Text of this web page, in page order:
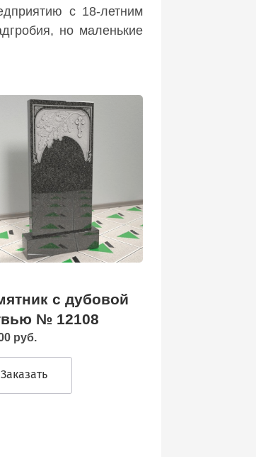
с 18-летним
но маленькие
с дубовой
№ 12108
руб.
Заказать